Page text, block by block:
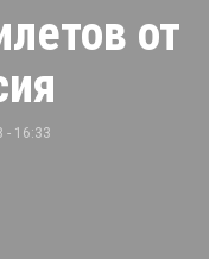
от
- 16:33